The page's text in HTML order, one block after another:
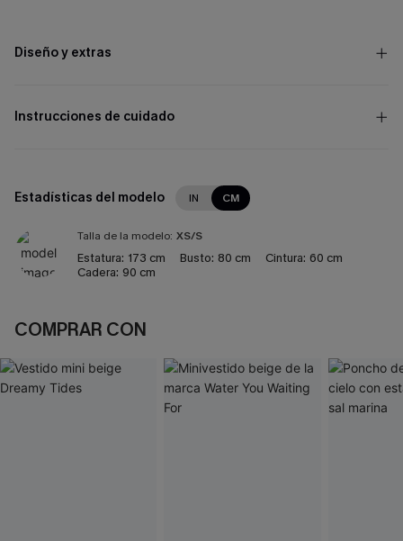
Diseño y extras
Instrucciones de cuidado
Estadísticas del modelo IN CM
Talla de la modelo: XS/S
Estatura: 173 cm Busto: 80 cm Cintura: 60 cm
Cadera: 90 cm
COMPRAR CON